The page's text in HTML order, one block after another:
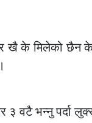
खै के मिलेको छैन
वटै भन्नु पर्दा